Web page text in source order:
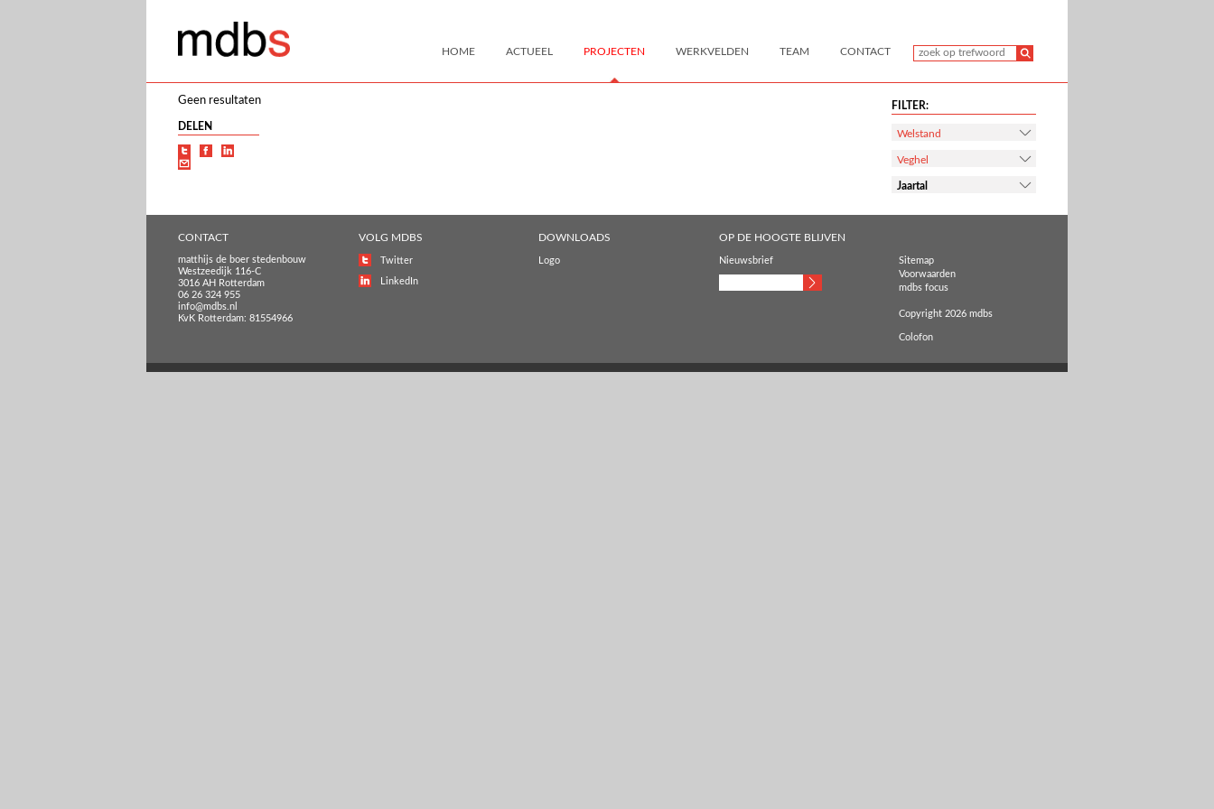
HOME ACTUEEL PROJECTEN WERKVELDEN TEAM CONTACT
Geen resultaten
DELEN
FILTER:
Welstand
Veghel
Jaartal
CONTACT
matthijs de boer stedenbouw
Westzeedijk 116-C
3016 AH Rotterdam
06 26 324 955
info@mdbs.nl
KvK Rotterdam: 81554966
VOLG MDBS
Twitter
LinkedIn
DOWNLOADS
Logo
OP DE HOOGTE BLIJVEN
Nieuwsbrief
Sitemap
Voorwaarden
mdbs focus
Copyright 2026 mdbs
Colofon